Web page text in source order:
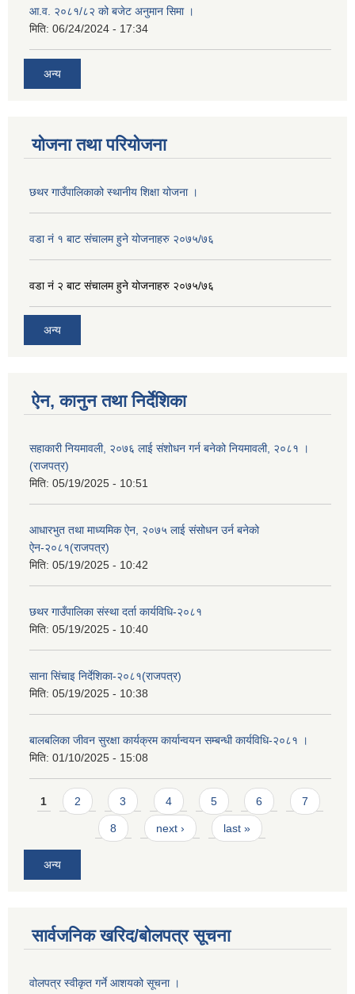
आ.व. २०८१/८२ को बजेट अनुमान सिमा ।
मिति: 06/24/2024 - 17:34
अन्य
योजना तथा परियोजना
छथर गाउँपालिकाको स्थानीय शिक्षा योजना ।
वडा नं १ बाट संचालम हुने योजनाहरु २०७५/७६
वडा नं २ बाट संचालम हुने योजनाहरु २०७५/७६
अन्य
ऐन, कानुन तथा निर्देशिका
सहाकारी नियमावली, २०७६ लाई संशोधन गर्न बनेको नियमावली, २०८१ ।
(राजपत्र)
मिति: 05/19/2025 - 10:51
आधारभुत तथा माध्यमिक ऐन, २०७५ लाई संसोधन उर्न बनेको
ऐन-२०८१(राजपत्र)
मिति: 05/19/2025 - 10:42
छथर गाउँपालिका संस्था दर्ता कार्यविधि-२०८१
मिति: 05/19/2025 - 10:40
साना सिंचाइ निर्देशिका-२०८१(राजपत्र)
मिति: 05/19/2025 - 10:38
बालबलिका जीवन सुरक्षा कार्यक्रम कार्यान्वयन सम्बन्धी कार्यविधि-२०८१ ।
मिति: 01/10/2025 - 15:08
Pages
1 2 3 4 5 6 7
8 next › last »
अन्य
सार्वजनिक खरिद/बोलपत्र सूचना
वोलपत्र स्वीकृत गर्ने आशयको सूचना ।